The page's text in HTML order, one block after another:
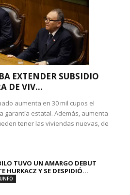
EXTENDER SUBSIDIO
DE VIV...
aumenta en 30 mil cupos el
garantía estatal. Además, aumenta
tener las viviendas nuevas, de
TUVO UN AMARGO DEBUT
HURKACZ Y SE DESPIDIÓ...